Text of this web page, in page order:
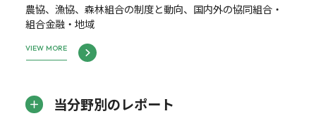
農協、漁協、森林組合の制度と動向、国内外の協同組合・
組合金融・地域
VIEW MORE
当分野別のレポート